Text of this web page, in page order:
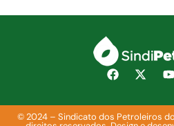
© 2024 – Sindicato dos Petroleiros